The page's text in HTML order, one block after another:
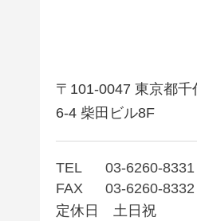
〒101-0047 東京都
6-4 柴田ビル8F
TEL 03-6260-8331
FAX
03-6260-8332
定休日 土日祝